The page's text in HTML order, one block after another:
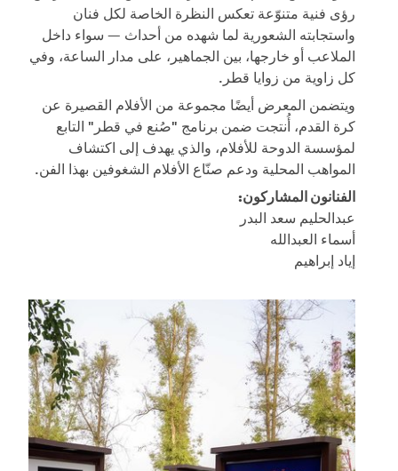
رؤى فنية متنوّعة تعكس النظرة الخاصة لكل فنان
واستجابته الشعورية لما شهده من أحداث — سواء داخل
الملاعب أو خارجها، بين الجماهير، على مدار الساعة، وفي
كل زاوية من زوايا قطر.
ويتضمن المعرض أيضًا مجموعة من الأفلام القصيرة عن
كرة القدم، أُنتجت ضمن برنامج "صُنع في قطر" التابع
لمؤسسة الدوحة للأفلام، والذي يهدف إلى اكتشاف
المواهب المحلية ودعم صنّاع الأفلام الشغوفين بهذا الفن.
الفنانون المشاركون:
عبدالحليم سعد البدر
أسماء العبدالله
إياد إبراهيم